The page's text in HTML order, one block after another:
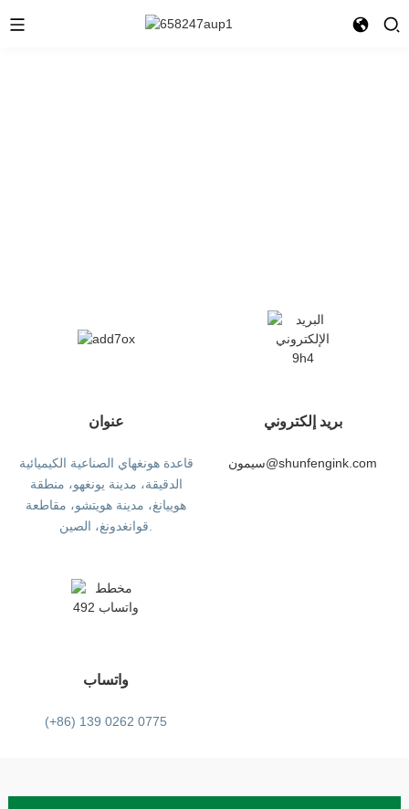
عنوان
قاعدة هونغهاي الصناعية الكيميائية
الدقيقة، مدينة يونغهو، منطقة
هوييانغ، مدينة هويتشو، مقاطعة
بريد إلكتروني
سيمون@shunfengink.com
واتساب
(+86) 139 0262 0775